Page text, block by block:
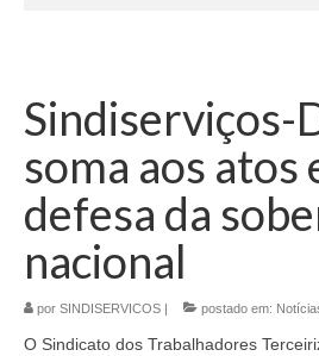
Diretoria
Documentos
Jornais
Sindiserviços-
soma aos atos
defesa da
nacional
por SINDISERVICOS | postado em:
O Sindicato dos Trabalhadores